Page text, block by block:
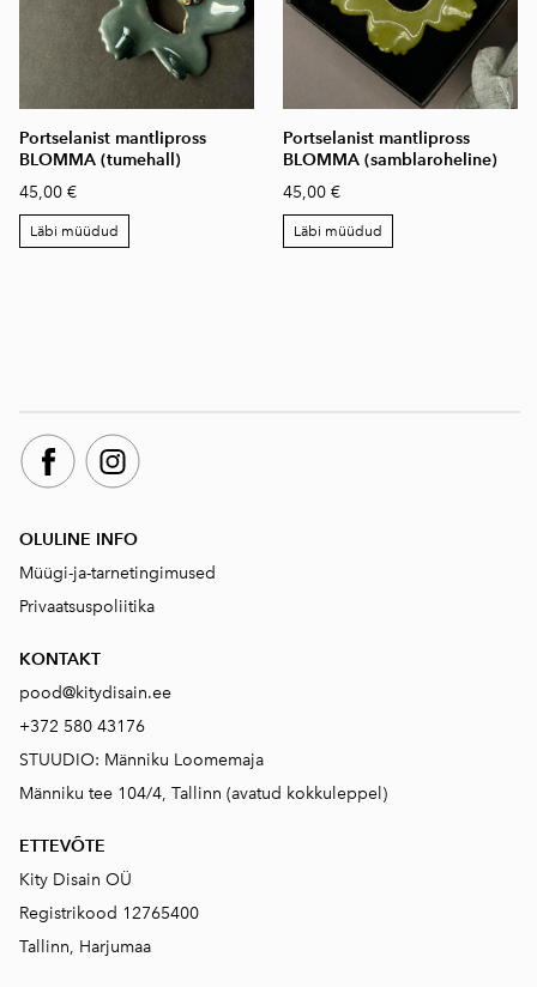
Portselanist mantlipross
BLOMMA (tumehall)
45,00 €
Läbi müüdud
Portselanist mantlipross
BLOMMA (samblaroheline)
45,00 €
Läbi müüdud
OLULINE INFO
Müügi-ja-tarnetingimused
Privaatsuspoliitika
KONTAKT
pood@kitydisain.ee
+372 580 43176
STUUDIO: Männiku Loomemaja
Männiku tee 104/4, Tallinn (avatud kokkuleppel)
ETTEVÕTE
Kity Disain OÜ
Registrikood 12765400
Tallinn, Harjumaa